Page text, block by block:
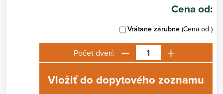
Cena od:
Vrátane zárubne (Cena od )
Počet dverí: − +
Vložiť do dopytového zoznamu